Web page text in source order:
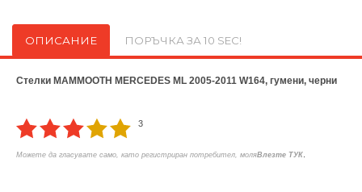
ОПИСАНИЕ ПОРЪЧКА ЗА 10 SEC!
Стелки MAMMOOTH MERCEDES ML 2005-2011 W164, гумени, черни
3
Можете да гласувате само, като регистриран потребител, моляВлезте ТУК